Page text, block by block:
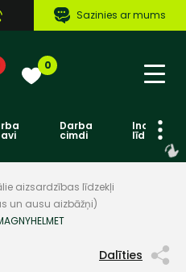
Sazinies ar mums
0
Darba
cimdi līdzekļi
aizsardzības līdzekļi
un ausu aizbāžņi)
Dalīties